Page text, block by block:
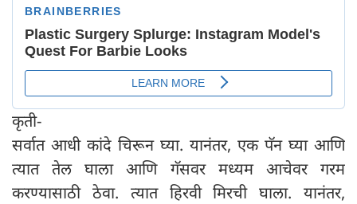
कृती-
सर्वात आधी कांदे चिरून घ्या. यानंतर, एक पॅन घ्या आणि
त्यात तेल घाला आणि गॅसवर मध्यम आचेवर गरम
करण्यासाठी ठेवा. त्यात हिरवी मिरची घाला. यानंतर,